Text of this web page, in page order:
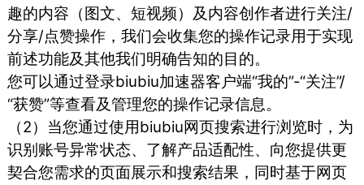
趣的内容（图文、短视频）及内容创作者进行关注/
分享/点赞操作，我们会收集您的操作记录用于实现
前述功能及其他我们明确告知的目的。
您可以通过登录biubiu加速器客户端“我的”-“关注”/
“获赞”等查看及管理您的操作记录信息。
（2）当您通过使用biubiu网页搜索进行浏览时，为
识别账号异常状态、了解产品适配性、向您提供更
契合您需求的页面展示和搜索结果，同时基于网页